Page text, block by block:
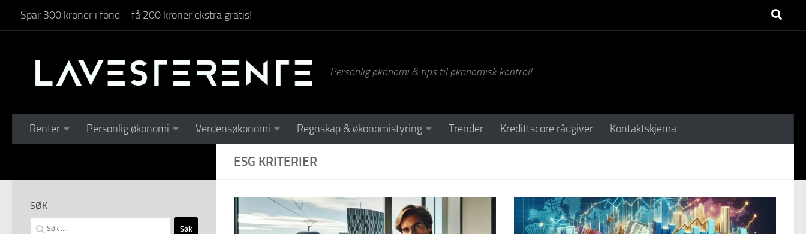
Skip to content
Spar 300 kroner i fond – få 200 kroner ekstra gratis!
Personlig økonomi & tips til økonomisk kontroll
Renter Personlig økonomi Verdensøkonomi Regnskap & økonomistyring Trender Kredittscore rådgiver Kontaktskjema
ESG KRITERIER
SØK
Søk